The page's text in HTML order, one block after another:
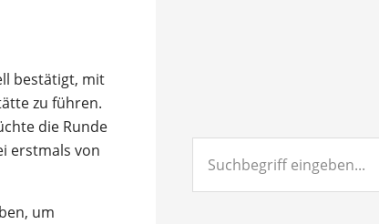
bestätigt, mit
zu führen.
die Runde
erstmals von
um
eingeben...